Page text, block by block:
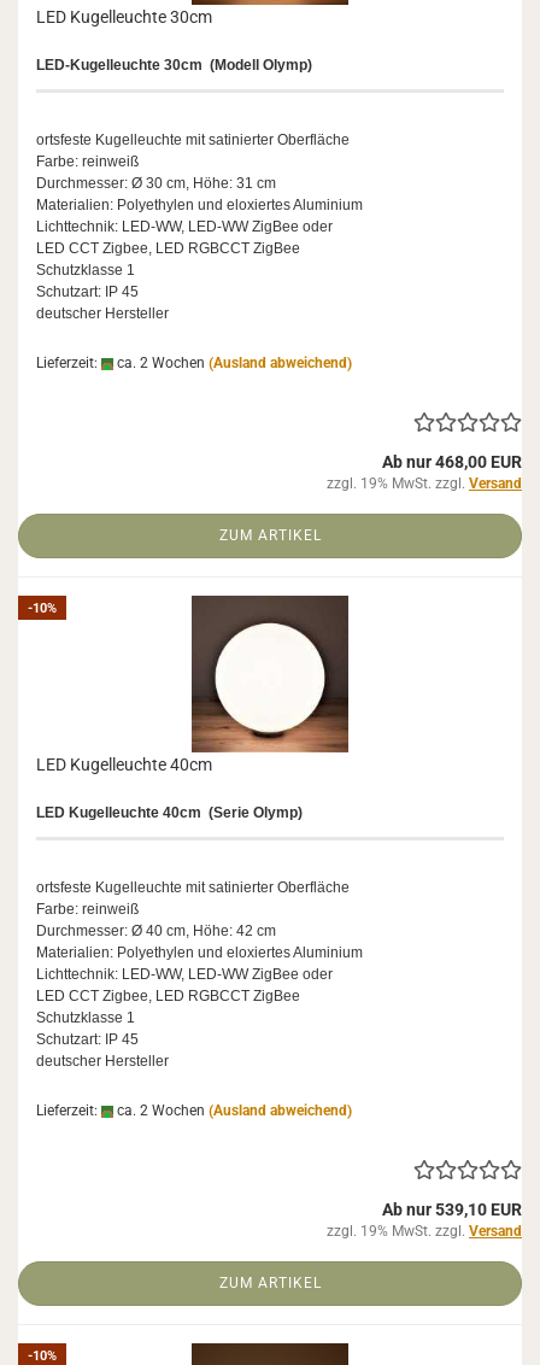
LED Ku­gel­leuch­te 30cm
LED-​Kugelleuchte 30cm (Mo­dell Olymp)
orts­fes­te Ku­gel­leuch­te mit sa­ti­nier­ter Ober­flä­che
Farbe: rein­weiß
Durch­mes­ser: Ø 30 cm, Höhe: 31 cm
Ma­te­ria­li­en: Po­ly­ethy­len und elo­xier­tes Alu­mi­ni­um
Licht­tech­nik: LED-​WW, LED-​WW Zig­Bee oder
LED CCT Zig­bee, LED RGBCCT Zig­Bee
Schutz­klas­se 1
Schutz­art: IP 45
deut­scher Her­stel­ler
Lieferzeit: ca. 2 Wochen (Ausland abweichend)
Ab nur 468,00 EUR
zzgl. 19% MwSt. zzgl. Versand
ZUM ARTIKEL
-10%
LED Ku­gel­leuch­te 40cm
LED Ku­gel­leuch­te 40cm (Serie Olymp)
orts­fes­te Ku­gel­leuch­te mit sa­ti­nier­ter Ober­flä­che
Farbe: rein­weiß
Durch­mes­ser: Ø 40 cm, Höhe: 42 cm
Ma­te­ria­li­en: Po­ly­ethy­len und elo­xier­tes Alu­mi­ni­um
Licht­tech­nik: LED-​WW, LED-​WW Zig­Bee oder
LED CCT Zig­bee, LED RGBCCT Zig­Bee
Schutz­klas­se 1
Schutz­art: IP 45
deut­scher Her­stel­ler
Lieferzeit: ca. 2 Wochen (Ausland abweichend)
Ab nur 539,10 EUR
zzgl. 19% MwSt. zzgl. Versand
ZUM ARTIKEL
-10%